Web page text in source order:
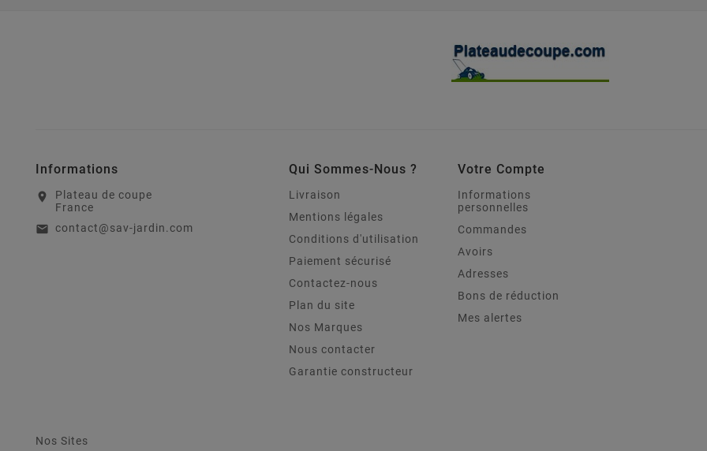
Informations
location_on
Plateau de coupe
France
email contact@sav-jardin.com
Qui Sommes-Nous ?
Livraison
Mentions légales
Conditions d'utilisation
Paiement sécurisé
Contactez-nous
Plan du site
Nos Marques
Nous contacter
Garantie constructeur
Votre Compte
Informations
personnelles
Commandes
Avoirs
Adresses
Bons de réduction
Mes alertes
Nos Sites